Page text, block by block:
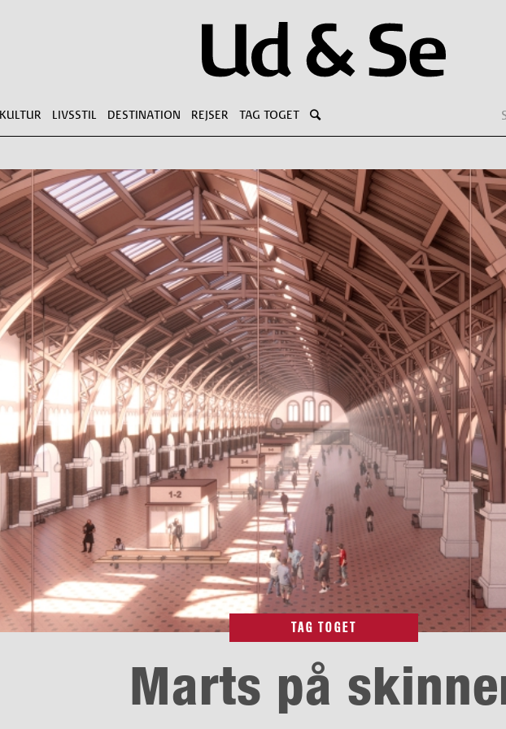
KULTUR LIVSSTIL DESTINATION REJSER TAG TOGET
TAG TOGET
Marts på